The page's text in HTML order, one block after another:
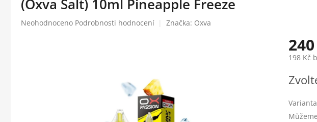
(Oxva Salt) 10ml Pineapple Freeze
Průměrné
Neohodnoceno Podrobnosti hodnocení Značka: Oxva
198 Kč
cena:
Varianta